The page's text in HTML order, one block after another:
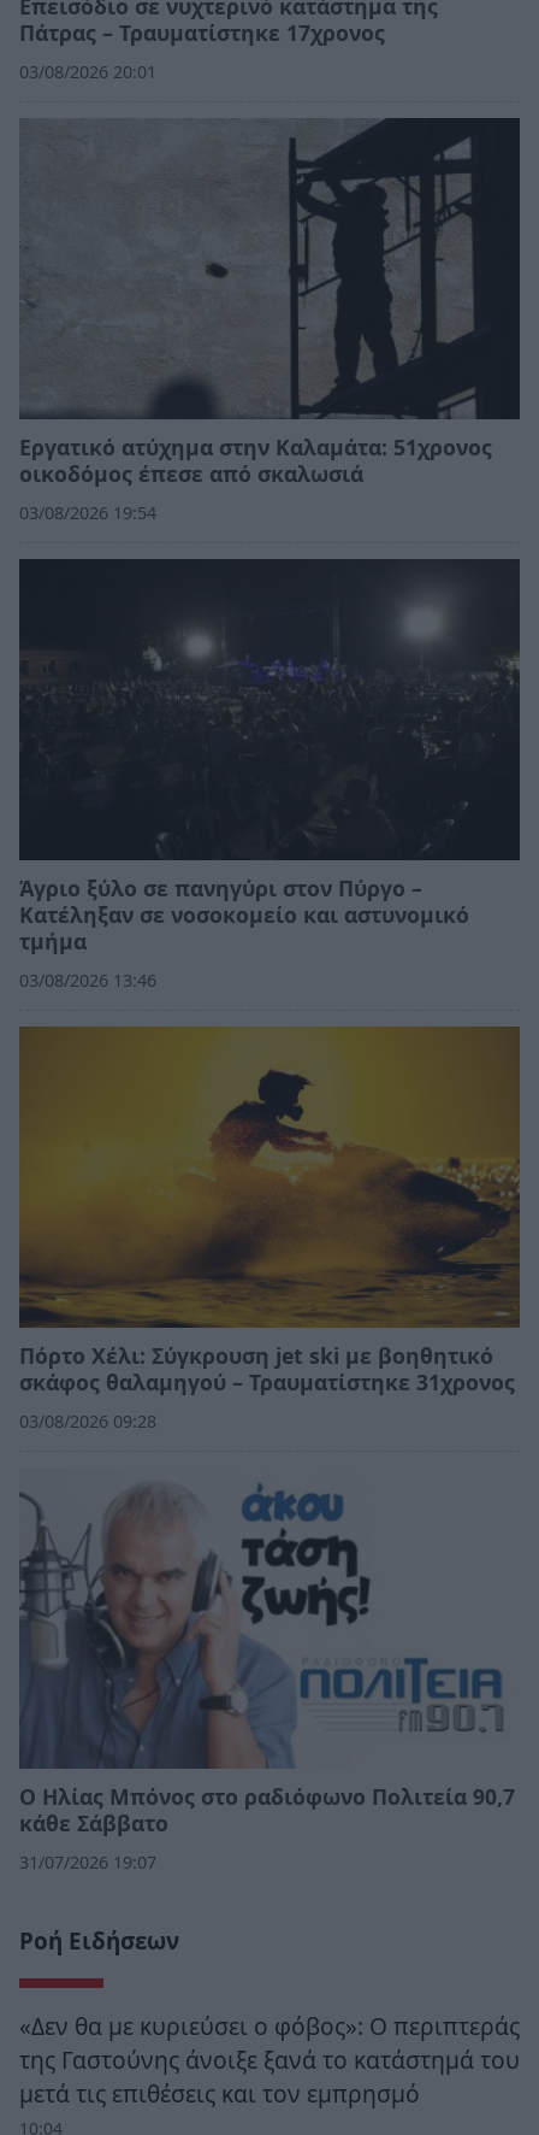
Επεισόδιο σε νυχτερινό κατάστημα της
Πάτρας – Τραυματίστηκε 17χρονος
03/08/2026 20:01
Εργατικό ατύχημα στην Καλαμάτα: 51χρονος
οικοδόμος έπεσε από σκαλωσιά
03/08/2026 19:54
Άγριο ξύλο σε πανηγύρι στον Πύργο –
Κατέληξαν σε νοσοκομείο και αστυνομικό
τμήμα
03/08/2026 13:46
Πόρτο Χέλι: Σύγκρουση jet ski με βοηθητικό
σκάφος θαλαμηγού – Τραυματίστηκε 31χρονος
03/08/2026 09:28
Ο Ηλίας Μπόνος στο ραδιόφωνο Πολιτεία 90,7
κάθε Σάββατο
31/07/2026 19:07
Ροή Ειδήσεων
«Δεν θα με κυριεύσει ο φόβος»: Ο περιπτεράς
της Γαστούνης άνοιξε ξανά το κατάστημά του
μετά τις επιθέσεις και τον εμπρησμό
10:04